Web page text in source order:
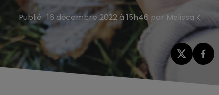
Publié : 16 décembre 2022 à 15h46 par Melissa K